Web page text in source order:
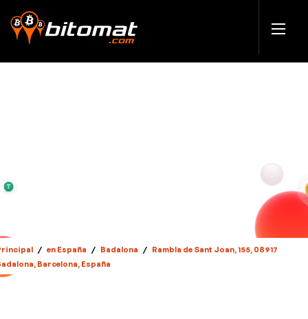
/ en España / Badalona / Rambla de Sant Joan, 155, 08917
Barcelona, España